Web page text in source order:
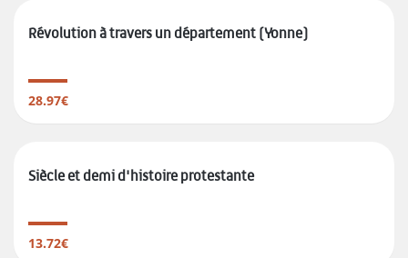
Révolution à travers un département (Yonne)
28.97€
Siècle et demi d'histoire protestante
13.72€